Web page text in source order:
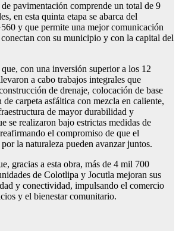
pavimentación comprende un total de 9
en esta quinta etapa se abarca del
y que permite una mejor comunicación
con su municipio y con la capital del
con una inversión superior a los 12
a cabo trabajos integrales que
de drenaje, colocación de base
carpeta asfáltica con mezcla en caliente,
de mayor durabilidad y
se realizaron bajo estrictas medidas de
el compromiso de que el
la naturaleza pueden avanzar juntos.
gracias a esta obra, más de 4 mil 700
de Colotlipa y Jocutla mejoran sus
y conectividad, impulsando el comercio
y el bienestar comunitario.